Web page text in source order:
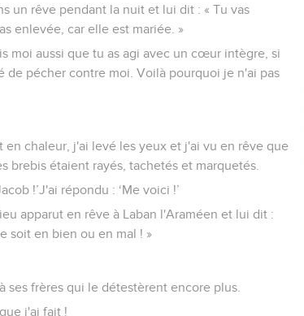
un rêve pendant la nuit et lui dit : « Tu vas
enlevée, car elle est mariée. »
moi aussi que tu as agi avec un cœur intègre, si
de pécher contre moi. Voilà pourquoi je n'ai pas
chaleur, j'ai levé les yeux et j'ai vu en rêve que
brebis étaient rayés, tachetés et marquetés.
!’J'ai répondu : ‘Me voici !’
apparut en rêve à Laban l'Araméen et lui dit :
soit en bien ou en mal ! »
ses frères qui le détestèrent encore plus.
j'ai fait !